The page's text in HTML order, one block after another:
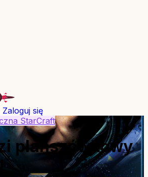
Zaloguj się
StarCraft
planszówkowy